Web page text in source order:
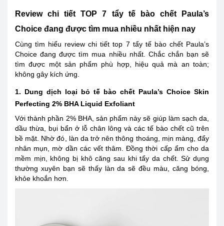
Review chi tiết TOP 7 tẩy tế bào chết Paula’s
Choice đang được tìm mua nhiều nhất hiện nay
Cùng tìm hiểu review chi tiết top 7 tẩy tế bào chết Paula’s
Choice đang được tìm mua nhiều nhất. Chắc chắn bạn sẽ
tìm được một sản phẩm phù hợp, hiệu quả mà an toàn;
không gây kích ứng.
1. Dung dịch loại bỏ tế bào chết Paula’s Choice Skin
Perfecting 2% BHA Liquid Exfoliant
Với thành phần 2% BHA, sản phẩm này sẽ giúp làm sạch da,
dầu thừa, bụi bẩn ở lỗ chân lông và các tế bào chết cũ trên
bề mặt. Nhờ đó, làn da trở nên thông thoáng, mịn màng, đẩy
nhân mụn, mờ dần các vết thâm. Đồng thời cấp ẩm cho da
mềm mịn, không bị khô căng sau khi tẩy da chết. Sử dụng
thường xuyên bạn sẽ thấy làn da sẽ đều màu, căng bóng,
khỏe khoắn hơn.